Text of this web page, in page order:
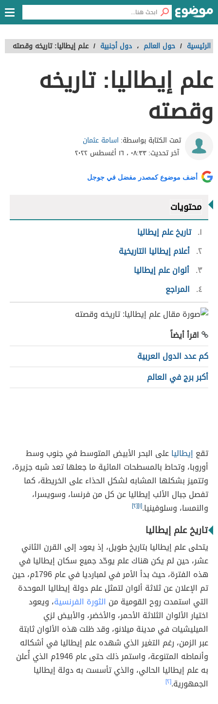
الرئيسية / حول العالم ، دول أجنبية / علم إيطاليا: تاريخه وقصته
علم إيطاليا: تاريخه
وقصته
تمت الكتابة بواسطة: اسامة عثمان
آخر تحديث:٠٨:٣٣ ، ١٦ أغسطس ٢٠٢٢
أضف موضوع كمصدر مفضل في جوجل
محتويات
١ تاريخ علم إيطاليا
٢ أعلام إيطاليا التاريخية
٣ ألوان علم إيطاليا
٤
المراجع
اقرأ أيضاً
كم عدد الدول العربية
أكبر برج في العالم
تقع إيطالياعلى البحر الأبيض المتوسط في جنوب وسط
أوروبا، وتحاط بالمسطحات المائية ما جعلها تعد شبه جزيرة،
وتتميز بشكلها المشابه لشكل الحذاء على الخريطة، كما
تفصل جبال الألب إيطاليا عن كل من فرنسا، وسويسرا،
والنمسا، وسلوفينيا.[١] [٢]
تاريخ علم إيطاليا
يتحلى علم إيطاليا بتاريخ طويل، إذ يعود إلى القرن الثاني
عشر، حين لم يكن هناك علم يوحّد جميع سكان إيطاليا في
هذه الفترة، حيث بدأ الأمر في لمبارديا في عام 1796م، حين
تم الإعلان عن ثلاثة ألوان لتمثل علم دولة إيطاليا الموحدة
التي استمدت روح القومية من الثورة الفرنسية، ويعود
اختيار الألوان الثلاثة الأحمر، والأخضر، والأبيض لزي
الميليشيات في مدينة ميلانو، وقد ظلت هذه الألوان ثابتة
عبر الزمن، رغم التغير الذي شهده علم إيطاليا في أشكاله
وأنماطه المتنوعة، واستمر ذلك حتى عام 1946م الذي أُعلن
به علم إيطاليا الحالي، والذي تأسست به دولة إيطاليا
الجمهورية.[٢]